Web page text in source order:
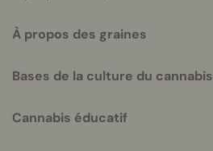
À propos des graines
Bases de la culture du cannabis
Cannabis éducatif